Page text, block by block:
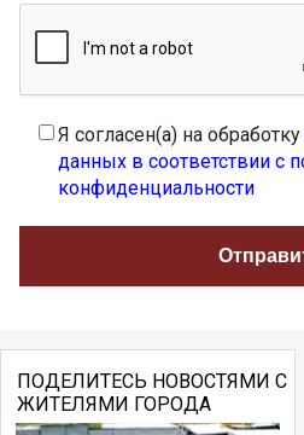
Я согласен(а) на обработку
данных в соответствии с
конфиденциальности
ПОДЕЛИТЕСЬ НОВОСТЯМИ С
ЖИТЕЛЯМИ ГОРОДА